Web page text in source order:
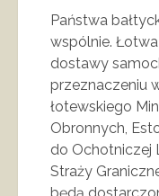
Państwa
wspólnie.
dostawy
przeznaczeniu
łotewskiego
Obronnych,
do Ochotniczej
Straży